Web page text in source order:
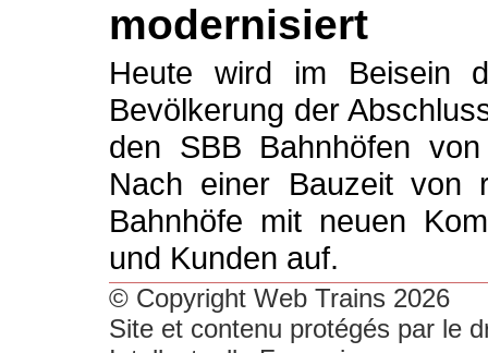
modernisiert
Heute wird im Beisein
Bevölkerung der
den SBB Bahnhöfen
Nach einer Bauzeit von
Bahnhöfe mit neuen
und Kunden auf.
© Copyright Web Trains 2026
Site et contenu protégés par le